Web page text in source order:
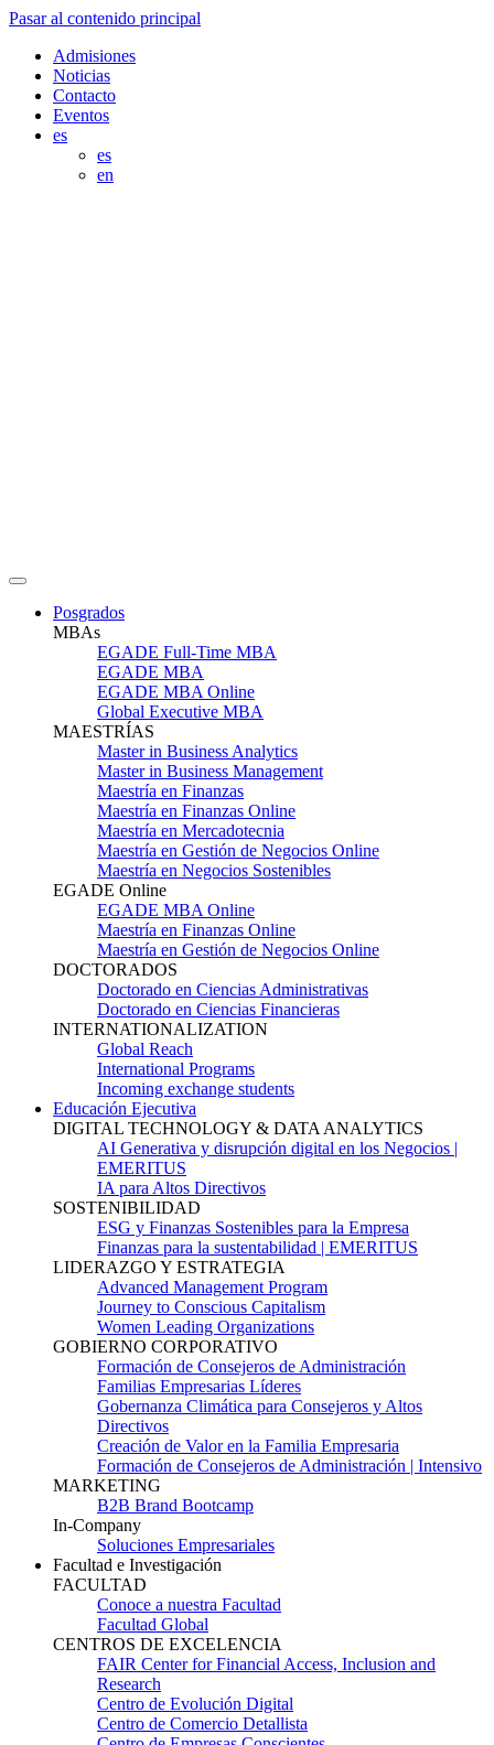
Pasar al contenido principal
Admisiones
Noticias
Contacto
Eventos
es
es
en
Posgrados
MBAs
EGADE Full-Time MBA
EGADE MBA
EGADE MBA Online
Global Executive MBA
MAESTRÍAS
Master in Business Analytics
Master in Business Management
Maestría en Finanzas
Maestría en Finanzas Online
Maestría en Mercadotecnia
Maestría en Gestión de Negocios Online
Maestría en Negocios Sostenibles
EGADE Online
EGADE MBA Online
Maestría en Finanzas Online
Maestría en Gestión de Negocios Online
DOCTORADOS
Doctorado en Ciencias Administrativas
Doctorado en Ciencias Financieras
INTERNATIONALIZATION
Global Reach
International Programs
Incoming exchange students
Educación Ejecutiva
DIGITAL TECHNOLOGY & DATA ANALYTICS
AI Generativa y disrupción digital en los Negocios |
EMERITUS
IA para Altos Directivos
SOSTENIBILIDAD
ESG y Finanzas Sostenibles para la Empresa
Finanzas para la sustentabilidad | EMERITUS
LIDERAZGO Y ESTRATEGIA
Advanced Management Program
Journey to Conscious Capitalism
Women Leading Organizations
GOBIERNO CORPORATIVO
Formación de Consejeros de Administración
Familias Empresarias Líderes
Gobernanza Climática para Consejeros y Altos
Directivos
Creación de Valor en la Familia Empresaria
Formación de Consejeros de Administración | Intensivo
MARKETING
B2B Brand Bootcamp
In-Company
Soluciones Empresariales
Facultad e Investigación
FACULTAD
Conoce a nuestra Facultad
Facultad Global
CENTROS DE EXCELENCIA
FAIR Center for Financial Access, Inclusion and
Research
Centro de Evolución Digital
Centro de Comercio Detallista